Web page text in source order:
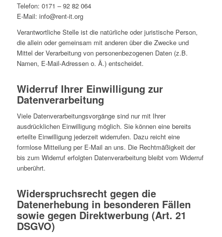
Telefon: 0171 – 92 82 064
E-Mail: info@rent-it.org
Verantwortliche Stelle ist die natürliche oder juristische Person,
die allein oder gemeinsam mit anderen über die Zwecke und
Mittel der Verarbeitung von personenbezogenen Daten (z.B.
Namen, E-Mail-Adressen o. Ä.) entscheidet.
Widerruf Ihrer Einwilligung zur
Datenverarbeitung
Viele Datenverarbeitungsvorgänge sind nur mit Ihrer
ausdrücklichen Einwilligung möglich. Sie können eine bereits
erteilte Einwilligung jederzeit widerrufen. Dazu reicht eine
formlose Mitteilung per E-Mail an uns. Die Rechtmäßigkeit der
bis zum Widerruf erfolgten Datenverarbeitung bleibt vom Widerruf
unberührt.
Widerspruchsrecht gegen die
Datenerhebung in besonderen Fällen
sowie gegen Direktwerbung (Art. 21
DSGVO)